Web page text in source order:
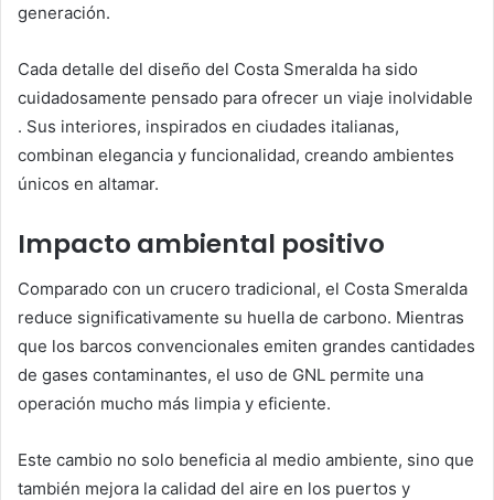
generación.
Cada detalle del diseño del Costa Smeralda ha sido
cuidadosamente pensado para ofrecer un viaje inolvidable
. Sus interiores, inspirados en ciudades italianas,
combinan elegancia y funcionalidad, creando ambientes
únicos en altamar.
Impacto ambiental positivo
Comparado con un crucero tradicional, el Costa Smeralda
reduce significativamente su huella de carbono. Mientras
que los barcos convencionales emiten grandes cantidades
de gases contaminantes, el uso de GNL permite una
operación mucho más limpia y eficiente.
Este cambio no solo beneficia al medio ambiente, sino que
también mejora la calidad del aire en los puertos y